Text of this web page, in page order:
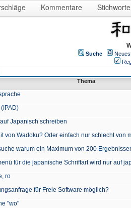
Kommentare Stichworte
Suche
Thema
Japanisch schreiben
von Wadoku? Oder einfach nur schlecht von
warum ein Maximum von 200
für die japanische Schriftart wird nur auf
ro
für Freie Software möglich?
"wo"